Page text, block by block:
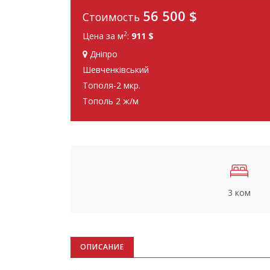
Стоимость 56 500 $
Цена за м2: 911 $
Дніпро
Шевченківський
Тополя-2 мкр.
Тополь 2 ж/м
3 ком
ОПИСАНИЕ